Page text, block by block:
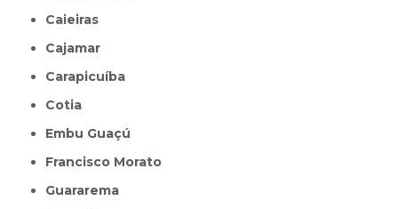
Caieiras
Cajamar
Carapicuíba
Cotia
Embu Guaçú
Francisco Morato
Guararema